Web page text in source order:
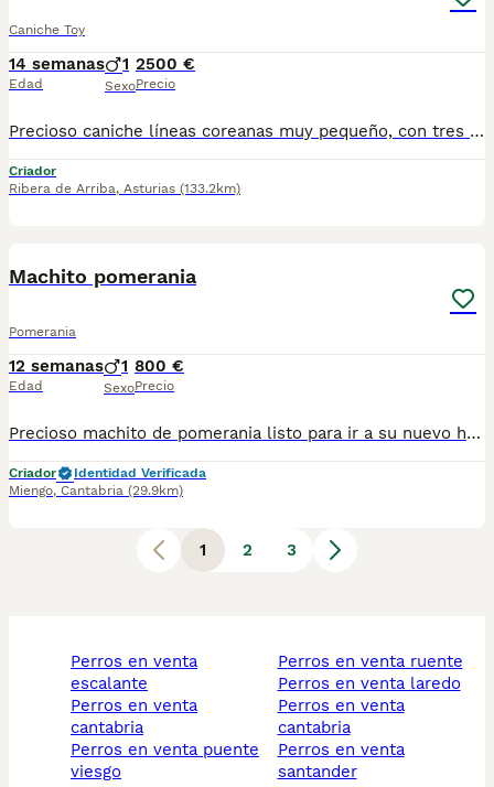
Caniche Toy
14 semanas
Edad
1
Sexo
2500 €
Precio
Precioso caniche líneas coreanas muy pequeño, con tres meses 800 gramos y 15 cm altura, morro chato una preciosidad. Se entrega vacunado y desparasitado acorde a su edad, revisión veterinaria. Solo llamadas o WhatsApp 673151837. Es en Oviedo Asturias. No se envía.
Criador
Ribera de Arriba, Asturias (133.2km)
Machito pomerania
Pomerania
12 semanas
Edad
1
Sexo
800 €
Precio
Precioso machito de pomerania listo para ir a su nuevo hogar, se entrega vacunado y desparasitado acorde a su edad. Garantía vírica. Kit de inicio royal canin. Mas información contactar 623405567
Criador
Identidad Verificada
Miengo, Cantabria (29.9km)
1 2 3
perros en venta
escalante
perros en venta
cantabria
perros en venta puente
viesgo
perros en venta ruente
perros en venta laredo
perros en venta
cantabria
perros en venta
santander